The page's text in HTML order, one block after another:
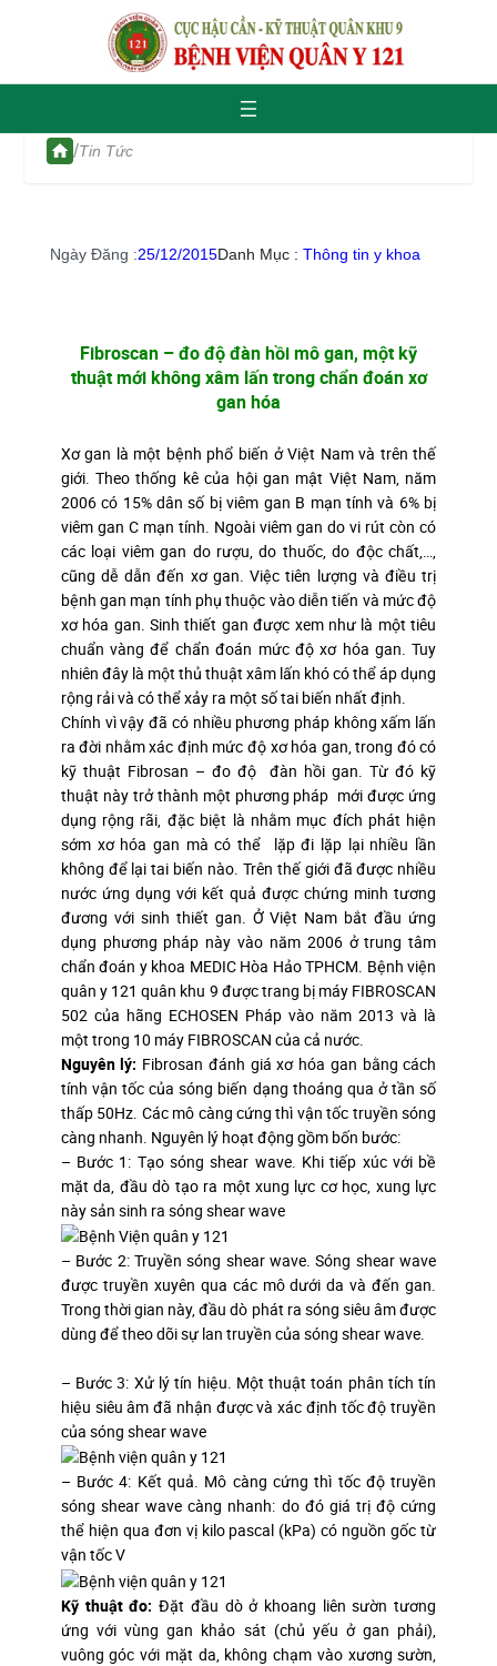
/Tin Tức
Ngày Đăng :25/12/2015Danh Mục : Thông tin y khoa
Fibroscan – đo độ đàn hồi mô gan, một kỹ
thuật mới không xâm lấn trong chẩn đoán xơ
gan hóa
Xơ gan là một bệnh phổ biến ở Việt Nam và trên thế
giới. Theo thống kê của hội gan mật Việt Nam, năm
2006 có 15% dân số bị viêm gan B mạn tính và 6% bị
viêm gan C mạn tính. Ngoài viêm gan do vi rút còn có
các loại viêm gan do rượu, do thuốc, do độc chất,…,
cũng dễ dẫn đến xơ gan. Việc tiên lượng và điều trị
bệnh gan mạn tính phụ thuộc vào diễn tiến và mức độ
xơ hóa gan. Sinh thiết gan được xem như là một tiêu
chuẩn vàng để chẩn đoán mức độ xơ hóa gan. Tuy
nhiên đây là một thủ thuật xâm lấn khó có thể áp dụng
rộng rải và có thể xảy ra một số tai biến nhất định.
Chính vì vậy đã có nhiều phương pháp không xấm lấn
ra đời nhằm xác định mức độ xơ hóa gan, trong đó có
kỹ thuật Fibrosan – đo độ đàn hồi gan. Từ đó kỹ
thuật này trở thành một phương pháp mới được ứng
dụng rộng rãi, đặc biệt là nhằm mục đích phát hiện
sớm xơ hóa gan mà có thể lặp đi lặp lại nhiều lần
không để lại tai biến nào. Trên thế giới đã được nhiều
nước ứng dụng với kết quả được chứng minh tương
đương với sinh thiết gan. Ở Việt Nam bắt đầu ứng
dụng phương pháp này vào năm 2006 ở trung tâm
chẩn đoán y khoa MEDIC Hòa Hảo TPHCM. Bệnh viện
quân y 121 quân khu 9 được trang bị máy FIBROSCAN
502 của hãng ECHOSEN Pháp vào năm 2013 và là
một trong 10 máy FIBROSCAN của cả nước.
Nguyên lý: Fibrosan đánh giá xơ hóa gan bằng cách
tính vận tốc của sóng biến dạng thoáng qua ở tần số
thấp 50Hz. Các mô càng cứng thì vận tốc truyền sóng
càng nhanh. Nguyên lý hoạt động gồm bốn bước:
– Bước 1: Tạo sóng shear wave. Khi tiếp xúc với bề
mặt da, đầu dò tạo ra một xung lực cơ học, xung lực
này sản sinh ra sóng shear wave
– Bước 2: Truyền sóng shear wave. Sóng shear wave
được truyền xuyên qua các mô dưới da và đến gan.
Trong thời gian này, đầu dò phát ra sóng siêu âm được
dùng để theo dõi sự lan truyền của sóng shear wave.
– Bước 3: Xử lý tín hiệu. Một thuật toán phân tích tín
hiệu siêu âm đã nhận được và xác định tốc độ truyền
của sóng shear wave
– Bước 4: Kết quả. Mô càng cứng thì tốc độ truyền
sóng shear wave càng nhanh: do đó giá trị độ cứng
thể hiện qua đơn vị kilo pascal (kPa) có nguồn gốc từ
vận tốc V
Kỹ thuật đo:Đặt đầu dò ở khoang liên sườn tương
ứng với vùng gan khảo sát (chủ yếu ở gan phải),
vuông góc với mặt da, không chạm vào xương sườn,